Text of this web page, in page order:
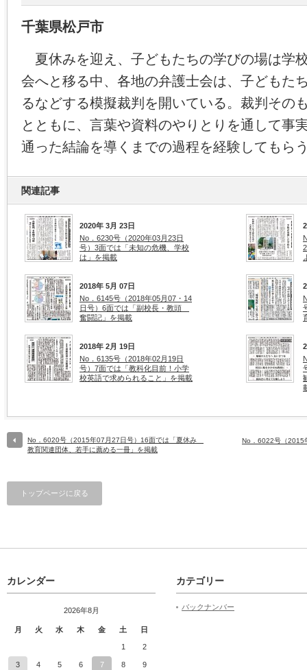
千葉県松戸市
夏休みを迎え、子どもたちの学びの場は学
会へと移る中、各地の弁護士会は、子どもた
るなどする模擬裁判を開いている。裁判その
とともに、言葉や資料のやりとりを通して事
通った結論を導くまでの過程を経験してもら
関連記事
2020年 3月 23日
No．6230号（2020年03月23日
号）3面では「未知の危機、学校
は」を掲載
2018年 5月 07日
No．6145号（2018年05月07・14
日号）6面では「副校長・教頭
奮闘記」を掲載
2018年 2月 19日
No．6135号（2018年02月19日
号）7面では「教科化目前！小学
校英語で求められること」を掲載
No．6020号（2015年07月27日号）16面では「夏休み
教育関連団体、若手に薦める一冊」を掲載
No．6022号（2015
トップページに戻る
カレンダー
2026年8月
月 火 水 木 金 土 日
1 2
3 4 5 6 7 8 9
カテゴリー
バックナンバー